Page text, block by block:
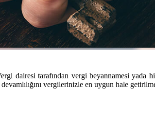
dairesi tarafından vergi beyannamesi
vergilerinizle en uygun hale